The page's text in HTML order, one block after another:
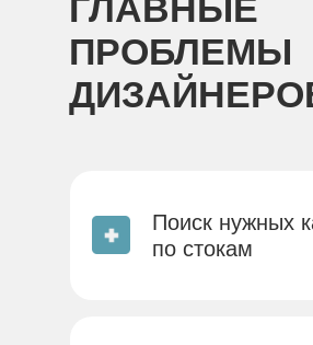
ГЛАВНЫЕ
ПРОБЛЕМЫ
Поиск нужных
по стокам